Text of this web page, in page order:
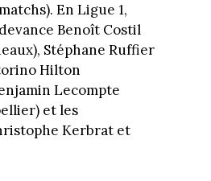
En Ligue 1,
Benoît Costil
Stéphane Ruffier
Hilton
Lecompte
et les
Kerbrat et